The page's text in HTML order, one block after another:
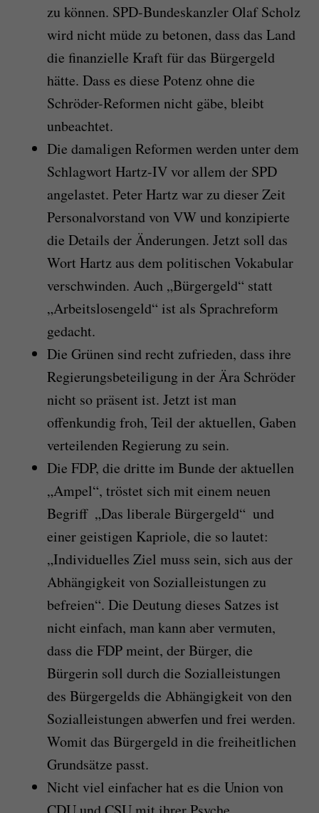
zu können. SPD-Bundeskanzler Olaf Scholz
wird nicht müde zu betonen, dass das Land
die finanzielle Kraft für das Bürgergeld
hätte. Dass es diese Potenz ohne die
Schröder-Reformen nicht gäbe, bleibt
unbeachtet.
Die damaligen Reformen werden unter dem
Schlagwort Hartz-IV vor allem der SPD
angelastet. Peter Hartz war zu dieser Zeit
Personalvorstand von VW und konzipierte
die Details der Änderungen. Jetzt soll das
Wort Hartz aus dem politischen Vokabular
verschwinden. Auch „Bürgergeld“ statt
„Arbeitslosengeld“ ist als Sprachreform
gedacht.
Die Grünen sind recht zufrieden, dass ihre
Regierungsbeteiligung in der Ära Schröder
nicht so präsent ist. Jetzt ist man
offenkundig froh, Teil der aktuellen, Gaben
verteilenden Regierung zu sein.
Die FDP, die dritte im Bunde der aktuellen
„Ampel“, tröstet sich mit einem neuen
Begriff ­ „Das liberale Bürgergeld“ ­ und
einer geistigen Kapriole, die so lautet:
„Individuelles Ziel muss sein, sich aus der
Abhängigkeit von Sozialleistungen zu
befreien“. Die Deutung dieses Satzes ist
nicht einfach, man kann aber vermuten,
dass die FDP meint, der Bürger, die
Bürgerin soll durch die Sozialleistungen
des Bürgergelds die Abhängigkeit von den
Sozialleistungen abwerfen und frei werden.
Womit das Bürgergeld in die freiheitlichen
Grundsätze passt.
Nicht viel einfacher hat es die Union von